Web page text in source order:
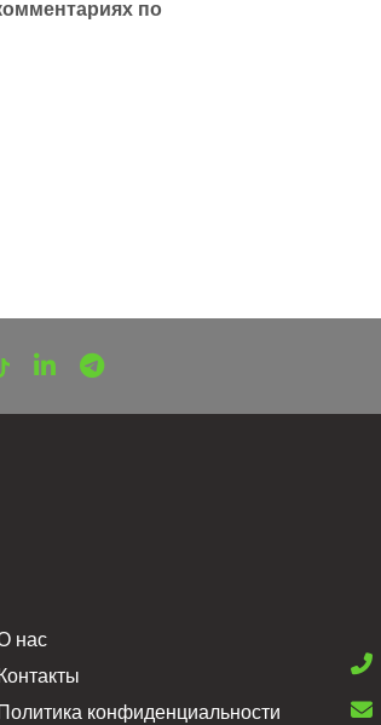
по
нас
Контакты
Политика конфиденциальности